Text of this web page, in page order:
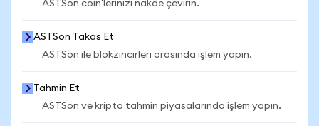
ASTSon coin'lerinizi nakde çevirin.
ASTSon Takas Et
ASTSon ile blokzincirleri arasında işlem yapın.
Tahmin Et
ASTSon ve kripto tahmin piyasalarında işlem yapın.